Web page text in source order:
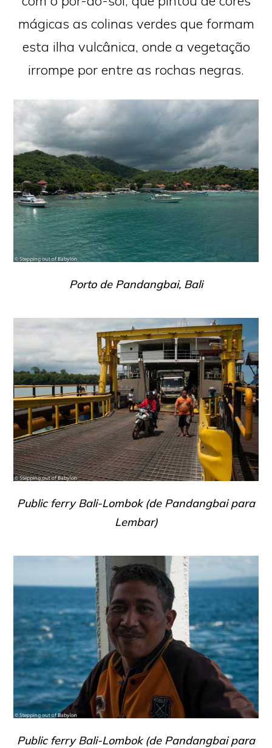
mágicas as colinas verdes que formam
esta ilha vulcânica, onde a vegetação
irrompe por entre as rochas negras.
Porto de Pandangbai, Bali
Public ferry Bali-Lombok (de Pandangbai para
Lembar)
Public ferry Bali-Lombok (de Pandangbai para